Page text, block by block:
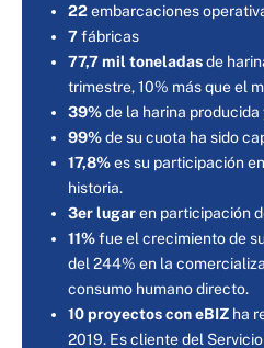
22embarcaciones
7fábricas
77,7 mil toneladasde
trimestre, 10% más que el
39%de la harina
99%de su cuota ha sido
17,8%es su participación
historia.
3er lugaren participación
11%fue el crecimiento de
del 244% en la
consumo humano directo.
10 proyectos con eBIZ ha
2019. Es cliente del